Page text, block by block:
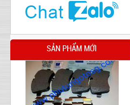
SẢN PHẨM MỚI
Cao su chân hộp số Mercedes C Class
W204,E class W212